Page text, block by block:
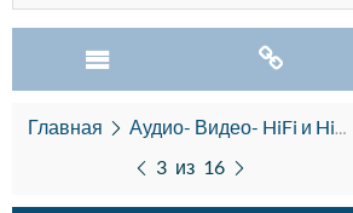
Главная Аудио- Видео- HiFi и HiEND
3 из 16